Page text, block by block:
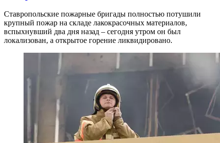
Ставропольские пожарные бригады полностью потушили
крупный пожар на складе лакокрасочных материалов,
вспыхнувший два дня назад – сегодня утром он был
локализован, а открытое горение ликвидировано.